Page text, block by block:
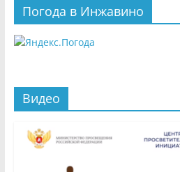
Погода в Инжавино
Видео